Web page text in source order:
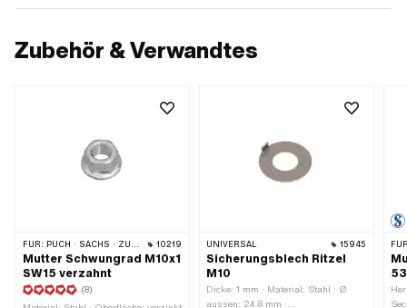
Zubehör & Verwandtes
FÜR: PUCH · SACHS · ZÜNDAPP BELMONDO · TOMOS · HERCULES · KREIDLER · ZÜNDAPP 10219
Mutter Schwungrad M10x1
SW15 verzahnt
(8)
UNIVERSAL 15945
Sicherungsblech Ritzel
M10
Dicke: 1 mm · Material: Stahl · Ø
aussen: 24.8 mm ·